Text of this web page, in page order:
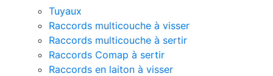
Tuyaux
Raccords multicouche à visser
Raccords multicouche à sertir
Raccords Comap à sertir
Raccords en laiton à visser